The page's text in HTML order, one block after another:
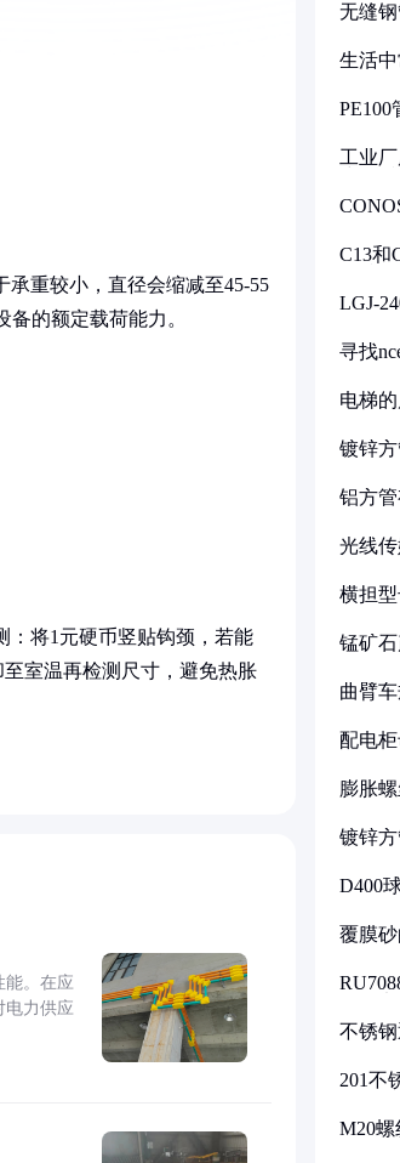
重较小，直径会缩减至45-55
的额定载荷能力。
将1元硬币竖贴钩颈，若能
室温再检测尺寸，避免热胀
能。在应
电力供应
无缝
生活
PE100
工业
C13和
LGJ-
寻找
电梯
镀锌
铝方
光线
横担
锰矿
曲臂
配电
膨胀
镀锌
D400
覆膜
不锈
201不
M20